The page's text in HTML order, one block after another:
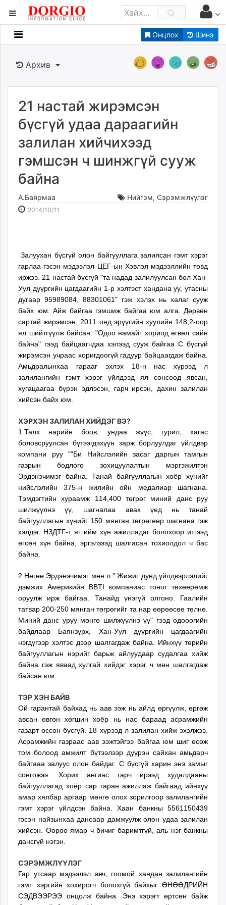
Онцлох Шинэ
Мэдээллийн
Банк санхүү
Бизнес ААН
Төрийн
dorgio.mn
Gogo.mn
news.mn
zindaa.mn
Baabar.mn
Livetv.mn
Eguur.mn
24tsag.mn
shuud.mn
eagle.mn
ergelt.mn
zarig.mn
today.mn
zuv.mn
mminfo.mn
ugluu.mn
urlag.mn
asu.mn
shudarga.mn
shuurhai.mn
isee.mn
mglradio.com
fact.mn
itoim.mn
tumen.mn
shuum.mn
times.mn
mass.mn
unegui.mn
assa.mn
toim.mn
tac.mn
paparazzi.mn
unread.today
Архив
21 настай жирэмсэн
бүсгүй удаа дараагийн
залилан хийчихээд
гэмшсэн ч шинжгүй сууж
байна
А.Баярмаа Нийгэм, Сэрэмжлүүлэг
2014/10/11
Залуухан бүсгүй олон байгууллага залилсан гэмт хэрэг
гарлаа гэсэн мэдээлэл ЦЕГ-ын Хэвлэл мэдээллийн төвд
иржээ. 21 настай бүсгүй "та надад залилуулсан бол Хан-
Уул дүүргийн цагдаагийн 1-р хэлтэст хандана уу, утасны
дугаар 95989084, 88301061" гэж хэлэх нь халаг сууж
байх юм. Айж байгаа гэмшиж байгаа юм алга. Дөрвөн
сартай жирэмсэн, 2011 онд эрүүгийн хуулийн 148,2-оор
ял шийтгүүлж байсан. "Одоо намайг хориод өгвөл сайн
байна" гээд байцаагчдаа хэлээд сууж байгаа С бүсгүй
жирэмсэн учраас хоригдоогүй гадуур байцаагдаж байна.
Амьдралынхаа гарааг эхлэх 18-н нас хүрээд л
залилангийн гэмт хэрэг үйлдээд ял сонсоод явсан,
хугацаагаа бүрэн эдлэсэн, гарч ирсэн, дахин залилан
хийсэн байх юм.
ХЭРХЭН ЗАЛИЛАН ХИЙДЭГ ВЭ?
1.Талх нарийн боов, ундаа жүүс, гурил, хагас
боловсруулсан бүтээгдэхүүн зарж борлуулдаг үйлдвэр
компани руу ""Би Нийслэлийн засаг даргын тамгын
газрын бодлого зохицуулалтын мэргэжилтэн
Эрдэнэчимэг байна. Танай байгууллагын хоёр хүнийг
нийслэлийн 375-н жилийн ойн медалиар шагнана.
Тэмдэгтийн хураамж 114,400 төгрөг миний данс руу
шилжүүлнэ үү, шагналаа авах үед нь танай
байгууллагын хүнийг 150 мянган төгрөгөөр шагнана гэж
хэлдэг. НЗДТГ-т яг ийм хүн ажилладаг болохоор итгээд
өгсөн хүн байна, эргэлзээд шалгасан тохиолдол ч бас
байна.
2.Нөгөө Эрдэнэчимэг мөн л " Жижиг дунд үйлдвэрлэлийг
дэмжих Америкийн BBTI компаниас тоног төхөөрөмж
оруулж ирж байгаа. Танайд үнэгүй олгоно. Гаалийн
татвар 200-250 мянган төгрөгийг та нар өөрөөсөө төлнө.
Миний данс уруу мөнгө шилжүүлнэ үү" гээд одооогийн
байдлаар Баянзүрх, Хан-Уул дүүргийн цагдаагийн
нэгдүгээр хэлтэс дээр шалгагдаж байна. Ийнхүү төрийн
байгууллагын нэрийг барьж айлуудаар судалгаа хийж
байна гэж яваад хулгай хийдэг хэрэг ч мөн шалгагдаж
байсан юм.
ТЭР ХЭН БАЙВ
Ой гарантай байхад нь аав ээж нь айлд өргүүлж, өргөж
авсан өвгөн хөгшин хоёр нь нас бараад асрамжийн
газарт өссөн бүсгүй. 18 хүрээд л залилан хийж эхэлжээ.
Асрамжийн газраас аав ээжтэйгээ байгаа юм шиг өсөж
том болоод амжилт бүтээлээр дүүрэн сайхан амьдарч
байгааа залуус олон байдаг. С бүсгүй харин энэ замыг
сонгожээ. Хорих ангиас гарч ирээд худалдааны
байгууллагад хоёр сар гаран ажиллаж байгаад ийнхүү
амар хялбар аргаар мөнгө олох зорилгоор залилангийн
гэмт хэрэг үйлдсэн байна. Хаан банкны 5561150439
гэсэн найзынхаа дансаар дамжуулж олон удаа залилан
хийсэн. Өөрөө ямар ч бичиг баримтгүй, аль нэг банкны
дансгүй нэгэн.
СЭРЭМЖЛҮҮЛЭГ
Гар утсаар мэдээлэл авч, гоомой хандан залилангийн
гэмт хэргийн хохирогч болохгүй байхыг ӨНӨӨДРИЙН
СЭДВЭЭРЭЭ онцолж байна. Энэ хэрэгт өртсөн байж